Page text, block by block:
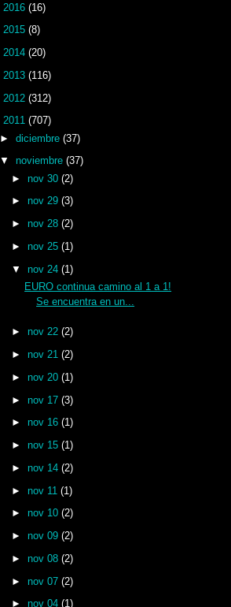
2016 (16)
2015 (8)
2014 (20)
2013 (116)
2012 (312)
2011 (707)
► diciembre (37)
▼ noviembre (37)
► nov 30(2)
► nov 29(3)
► nov 28(2)
► nov 25(1)
▼ nov 24(1)
EURO continua camino al 1 a 1!
Se encuentra en un...
► nov 22(2)
► nov 21(2)
► nov 20(1)
► nov 17(3)
► nov 16(1)
► nov 15(1)
► nov 14(2)
► nov 11(1)
► nov 10(2)
► nov 09(2)
► nov 08(2)
► nov 07(2)
► nov 04(1)